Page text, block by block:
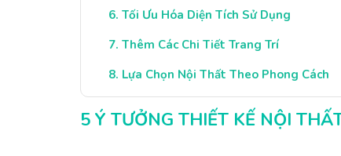
Tối Ưu Hóa Diện Tích Sử Dụng
Thêm Các Chi Tiết Trang Trí
Lựa Chọn Nội Thất Theo Phong Cách
Kết Luận: Tạo Nên Phòng Sinh Hoạt
5 Ý TƯỞNG THIẾT KẾ NỘI